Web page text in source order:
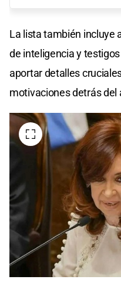
La lista también incluye
de inteligencia y
aportar detalles
motivaciones detrás del